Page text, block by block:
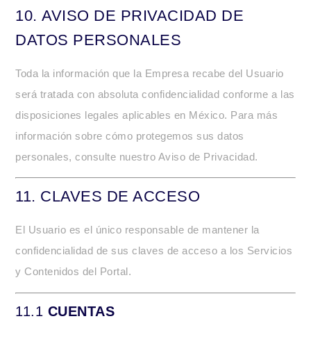
10.AVISO DE PRIVACIDAD DE
DATOS PERSONALES
Toda la información que la Empresa recabe del Usuario
será tratada con absoluta confidencialidad conforme a las
disposiciones legales aplicables en México. Para más
información sobre cómo protegemos sus datos
personales, consulte nuestro Aviso de Privacidad.
11. CLAVES DE ACCESO
El Usuario es el único responsable de mantener la
confidencialidad de sus claves de acceso a los Servicios
y Contenidos del Portal.
11.1 CUENTAS